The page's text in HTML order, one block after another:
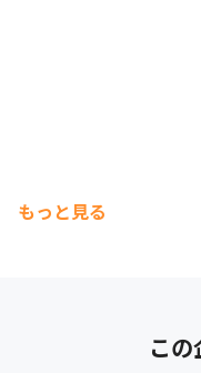
もっと見る
こ